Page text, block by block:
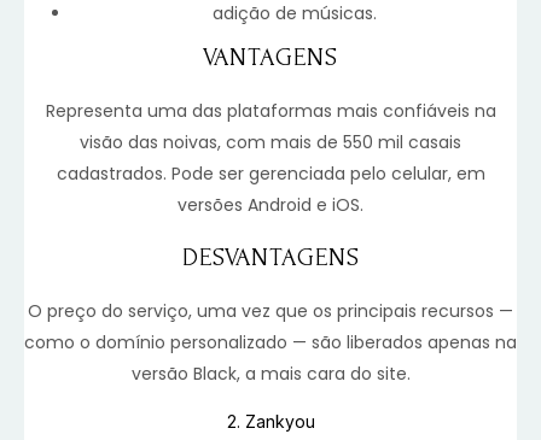
adição de músicas.
VANTAGENS
Representa uma das plataformas mais confiáveis na
visão das noivas, com mais de 550 mil casais
cadastrados. Pode ser gerenciada pelo celular, em
versões Android e iOS.
DESVANTAGENS
O preço do serviço, uma vez que os principais recursos —
como o domínio personalizado — são liberados apenas na
versão Black, a mais cara do site.
2. Zankyou